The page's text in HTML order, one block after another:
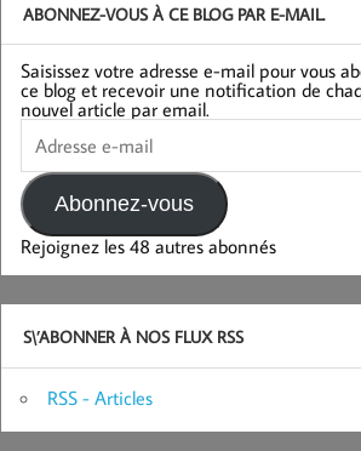
ABONNEZ-VOUS À CE BLOG PAR E-MAIL.
Saisissez votre adresse e-mail pour vous
ce blog et recevoir une notification de
nouvel article par email.
Adresse
e-
mail
Abonnez-vous
Rejoignez les 48 autres abonnés
S\’ABONNER À NOS FLUX RSS
RSS - Articles